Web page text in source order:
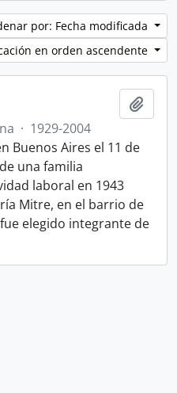
por: Fecha modificada
en orden ascendente
· 1929-2004
Buenos Aires el 11 de
una familia
laboral en 1943
Mitre, en el barrio de
elegido integrante de